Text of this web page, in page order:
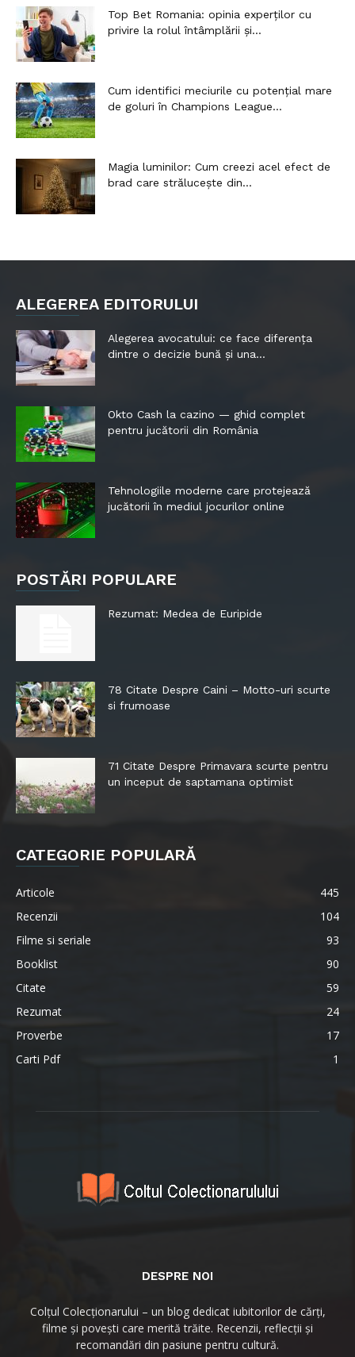
Top Bet Romania: opinia experților cu
privire la rolul întâmplării și...
Cum identifici meciurile cu potențial mare
de goluri în Champions League...
Magia luminilor: Cum creezi acel efect de
brad care strălucește din...
ALEGEREA EDITORULUI
Alegerea avocatului: ce face diferența
dintre o decizie bună și una...
Okto Cash la cazino — ghid complet
pentru jucătorii din România
Tehnologiile moderne care protejează
jucătorii în mediul jocurilor online
POSTĂRI POPULARE
Rezumat: Medea de Euripide
78 Citate Despre Caini – Motto-uri scurte
si frumoase
71 Citate Despre Primavara scurte pentru
un inceput de saptamana optimist
CATEGORIE POPULARĂ
Articole
445
Recenzii
104
Filme si seriale
93
Booklist
90
Citate
59
Rezumat
24
Proverbe
17
Carti Pdf
1
DESPRE NOI
Colțul Colecționarului – un blog dedicat iubitorilor de cărți,
filme și povești care merită trăite. Recenzii, reflecții și
recomandări din pasiune pentru cultură.